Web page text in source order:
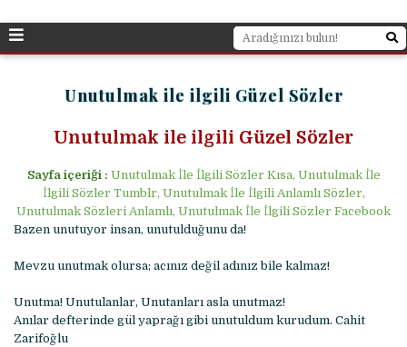
Unutulmak ile ilgili Güzel Sözler
Unutulmak ile ilgili Güzel Sözler
Sayfa içeriği : Unutulmak İle İlgili Sözler Kısa, Unutulmak İle
İlgili Sözler Tumblr, Unutulmak İle İlgili Anlamlı Sözler,
Unutulmak Sözleri Anlamlı, Unutulmak İle İlgili Sözler Facebook
Bazen unutuyor insan, unutulduğunu da!
Mevzu unutmak olursa; acınız değil adınız bile kalmaz!
Unutma! Unutulanlar, Unutanları asla unutmaz!
Anılar defterinde gül yaprağı gibi unutuldum kurudum. Cahit
Zarifoğlu